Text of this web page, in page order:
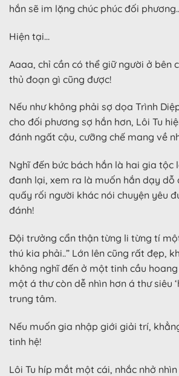
hắn sẽ im lặng chúc phúc đối
Hiện tại…
Aaaa, chỉ cần có thể giữ người ở bên
thủ đoạn gì cũng được!
Nếu như không phải sợ dọa Trình
cho đối phương sợ hắn hơn, Lôi Tu
đánh ngất cậu, cưỡng chế mang về
Nghĩ đến bức bách hắn là hai gia tộc
đanh lại, xem ra là muốn hắn dạy dỗ
quấy rối người khác nói chuyện yêu
đánh!
Đội trưởng cẩn thận từng li từng tí
thú kia phải..” Lớn lên cũng rất đẹp,
không nghĩ đến ở một tinh cầu
một á thư còn dễ nhìn hơn á thư siêu
trung tâm.
Nếu muốn gia nhập giới giải trí,
tinh hệ!
Lôi Tu híp mắt một cái, nhắc nhở